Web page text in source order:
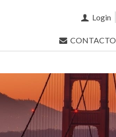
Login
CONTACTO